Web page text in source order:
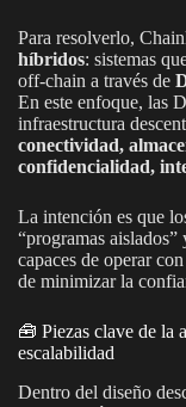
Para resolverlo,
híbridos: sistemas
off-chain a través de
En este enfoque, las
infraestructura
conectividad,
confidencialidad,
La intención es que
“programas
capaces de operar
de minimizar la
🧰 Piezas clave de la
escalabilidad
Dentro del diseño